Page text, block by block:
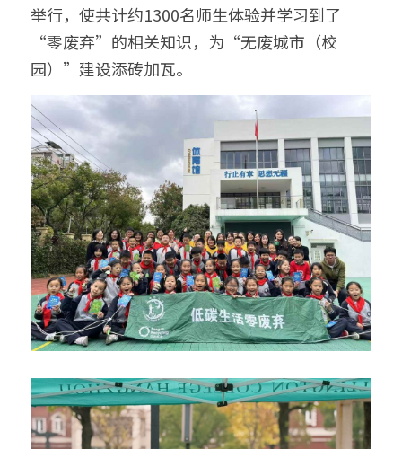
举行，使共计约1300名师生体验并学习到了
“零废弃”的相关知识，为“无废城市（校
园）”建设添砖加瓦。